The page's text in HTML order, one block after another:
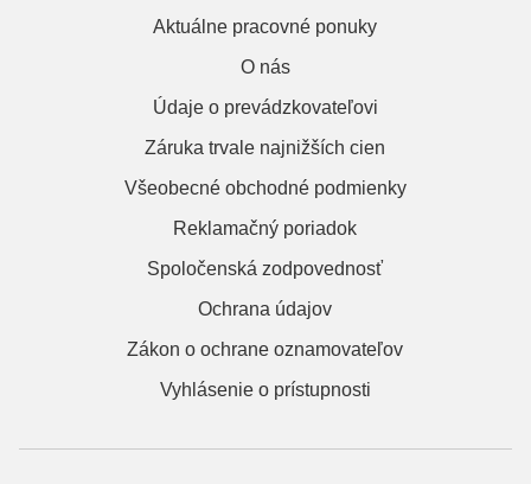
Aktuálne pracovné ponuky
O nás
Údaje o prevádzkovateľovi
Záruka trvale najnižších cien
Všeobecné obchodné podmienky
Reklamačný poriadok
Spoločenská zodpovednosť
Ochrana údajov
Zákon o ochrane oznamovateľov
Vyhlásenie o prístupnosti